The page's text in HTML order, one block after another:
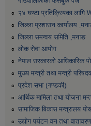
२४ घण्टा प्रतिक्रियका लागि
जिल्ला प्रशासन कार्यालय
जिल्ला समन्वय समिति ,मनाङ
लोक सेवा आयोग
नेपाल सरकारको आधिकारिक
मुख्य मन्त्री तथा मन्त्री
प्रदेश सभा (गण्डकी)
आर्थिक मामिला तथा योजना
सामाजिक बिकास मन्त्रालय
उद्योग पर्यटन वन तथा